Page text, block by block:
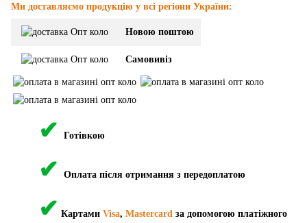
Ми доставляємо продукцію у всі регіони України:
Новою поштою
Самовивіз
✔ Готівкою
✔ Оплата після отримання з передоплатою
✔ Картами Visa, Mastercard за допомогою платіжного